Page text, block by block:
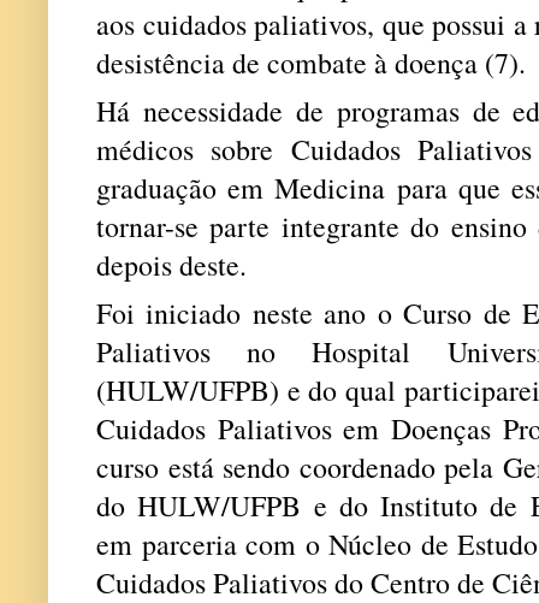
aos cuidados paliativos, que possui
desistência de combate à doença (7).
Há necessidade de programas de
médicos sobre Cuidados
graduação em Medicina para que
tornar-se parte integrante do ensino
depois deste.
Foi iniciado neste ano o Curso de
Paliativos no Hospital
(HULW/UFPB) e do qual
Cuidados Paliativos em Doenças
curso está sendo coordenado pela
do HULW/UFPB e do Instituto de
em parceria com o Núcleo de
Cuidados Paliativos do Centro de